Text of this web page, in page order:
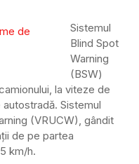
Sistemul
Blind Spot
Warning
(BSW)
la viteze de
Sistemul
(VRUCW), gândit
de pe partea
km/h.